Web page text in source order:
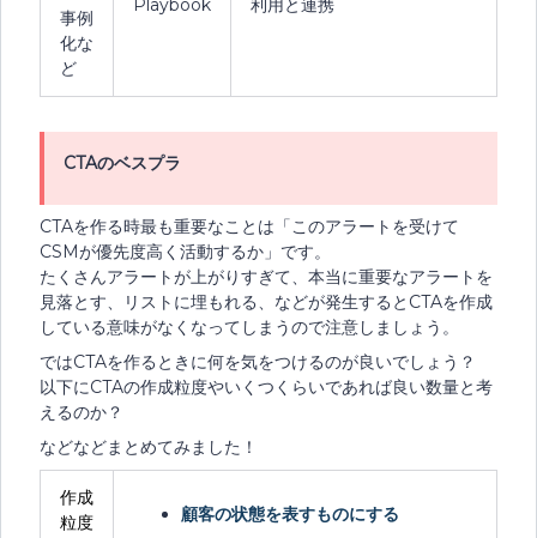
事例
化な
ど
Playbook
利用と連携
CTAのベスプラ
CTAを作る時最も重要なことは「このアラートを受けて
CSMが優先度高く活動するか」です。
たくさんアラートが上がりすぎて、本当に重要なアラートを
見落とす、リストに埋もれる、などが発生するとCTAを作成
している意味がなくなってしまうので注意しましょう。
ではCTAを作るときに何を気をつけるのが良いでしょう？
以下にCTAの作成粒度やいくつくらいであれば良い数量と考
えるのか？
などなどまとめてみました！
作成
粒度
顧客の状態を表すものにする